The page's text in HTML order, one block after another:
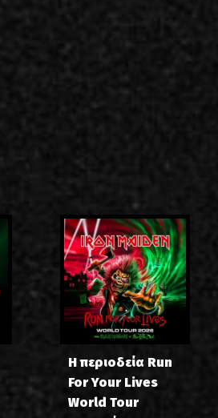
Η περιοδεία Run
For Your Lives
World Tour